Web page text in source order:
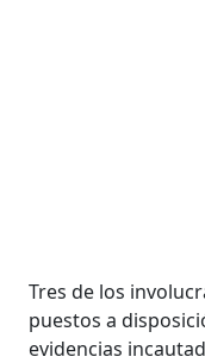
Tres de los
puestos a
evidencias